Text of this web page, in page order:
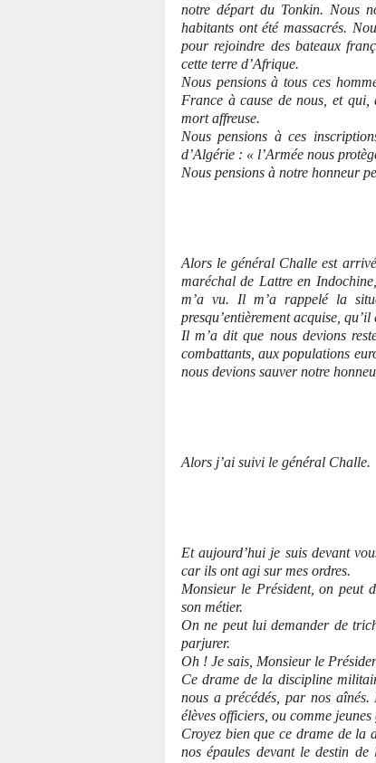
notre départ du Tonkin. Nous
habitants ont été massacrés.
pour rejoindre des bateaux
cette terre d’Afrique.
Nous pensions à tous ces
France à cause de nous, et
mort affreuse.
Nous pensions à ces
d’Algérie : « l’Armée nous
Nous pensions à notre honneur
Alors le général Challe est
maréchal de Lattre en
m’a vu. Il m’a rappelé la
presqu’entièrement acquise,
Il m’a dit que nous devions
combattants, aux populations
nous devions sauver notre
Alors j’ai suivi le général Challe.
Et aujourd’hui je suis devant
car ils ont agi sur mes ordres.
Monsieur le Président, on peut
son métier.
On ne peut lui demander de
parjurer.
Oh ! Je sais, Monsieur le
Ce drame de la discipline
nous a précédés, par nos aînés.
élèves officiers, ou comme
Croyez bien que ce drame de la
nos épaules devant le destin de